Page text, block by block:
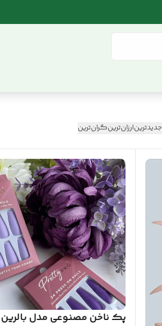
جدیدترینارزان‌ترینگران‌ترین
پک ناخن مصنوعی مدل بالرین